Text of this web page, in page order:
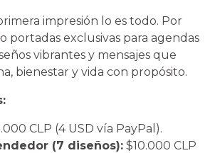
impresión lo es todo. Por
portadas exclusivas para agendas
vibrantes y mensajes que
bienestar y vida con propósito.
CLP (4 USD vía PayPal).
(7 diseños): $10.000 CLP